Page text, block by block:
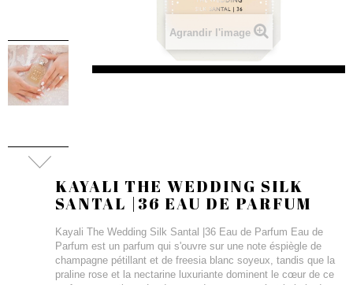
Agrandir l'image
KAYALI THE WEDDING SILK
SANTAL |36 EAU DE PARFUM
Kayali The Wedding Silk Santal |36 Eau de Parfum Eau de
Parfum est un parfum qui s'ouvre sur une note éspiègle de
champagne pétillant et de freesia blanc soyeux, tandis que la
praline rose et la nectarine luxuriante dominent le cœur de ce